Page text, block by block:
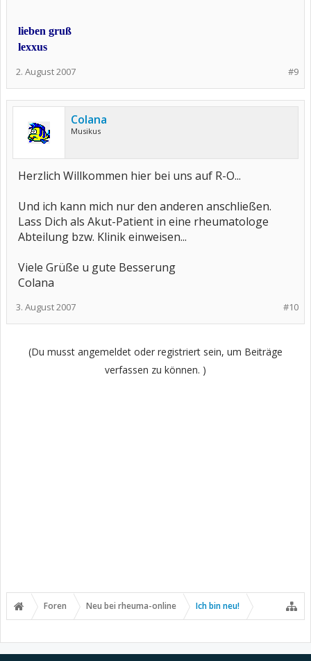
lieben gruß
lexxus
#9
2. August 2007
Colana
Musikus
Herzlich Willkommen hier bei uns auf R-O...
Und ich kann mich nur den anderen anschließen.
Lass Dich als Akut-Patient in eine rheumatologe
Abteilung bzw. Klinik einweisen...
Viele Grüße u gute Besserung
Colana
#10
3. August 2007
(Du musst angemeldet oder registriert sein, um Beiträge
verfassen zu können. )
Foren Neu bei rheuma-online Ich bin neu!